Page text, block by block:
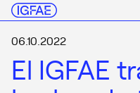
06.10.2022
El IGFAE